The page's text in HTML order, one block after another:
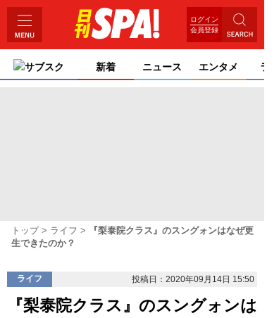
ログイン
会員登録
サブスク 新着 ニュース エンタメ ライ
トップ ライフ
『梨泰院クラス』のスングォンはなぜ更
生できたのか？
ライフ 投稿日：2020年09月14日 15:50
『梨泰院クラス』のスングォンは